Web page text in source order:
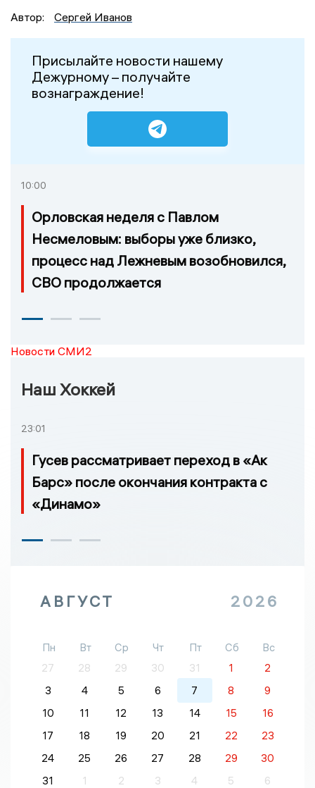
Автор:
Сергей Иванов
Присылайте новости нашему
Дежурному – получайте
вознаграждение!
10:00
Орловская неделя с Павлом
Несмеловым: выборы уже близко,
процесс над Лежневым возобновился,
СВО продолжается
Новости СМИ2
Наш Хоккей
23:01
Гусев рассматривает переход в «Ак
Барс» после окончания контракта с
«Динамо»
АВГУСТ 2026
Пн Вт Ср Чт Пт Сб
Вс
27
28 29 30 31 1
2
3
4 5 6 7 8
9
10
11 12 13 14 15
16
17
18 19 20 21 22
23
24
25 26 27 28 29
30
31
1 2 3 4 5 6